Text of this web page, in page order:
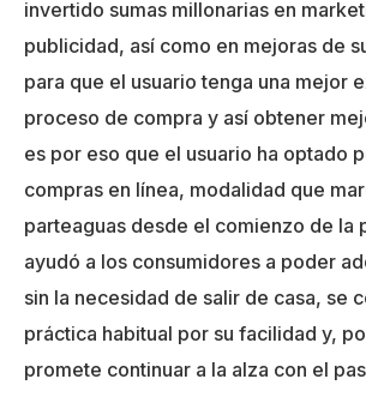
invertido sumas millonarias en
publicidad, así como en mejoras de
para que el usuario tenga una mejor
proceso de compra y así obtener
es por eso que el usuario ha optado
compras en línea, modalidad que
parteaguas desde el comienzo de la
ayudó a los consumidores a poder
sin la necesidad de salir de casa, se
práctica habitual por su facilidad y,
promete continuar a la alza con el